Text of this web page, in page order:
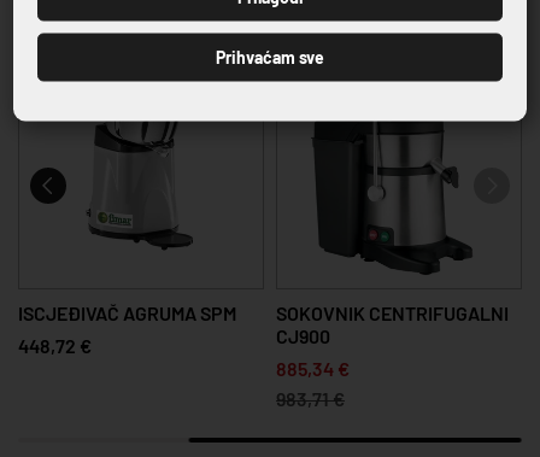
ISCJEĐIVAČ AGRUMA SPM
448,72 €
SOKOVNIK CENTRIFUGALNI
CJ900
885,34 €
983,71 €
Prihvaćam sve